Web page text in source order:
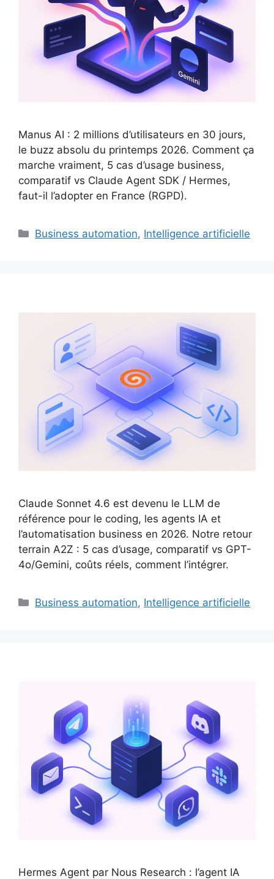
Manus AI : 2 millions d’utilisateurs en 30 jours,
le buzz absolu du printemps 2026. Comment ça
marche vraiment, 5 cas d’usage business,
comparatif vs Claude Agent SDK / Hermes,
faut-il l’adopter en France (RGPD).
Catégories
Business automation, Intelligence artificielle
Claude Sonnet 4.6 est devenu le LLM de
référence pour le coding, les agents IA et
l’automatisation business en 2026. Notre retour
terrain A2Z : 5 cas d’usage, comparatif vs GPT-
4o/Gemini, coûts réels, comment l’intégrer.
Catégories
Business automation, Intelligence artificielle
Hermes Agent par Nous Research : l’agent IA